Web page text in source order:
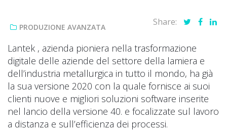
PRODUZIONE AVANZATA Share:
Lantek , azienda pioniera nella trasformazione
digitale delle aziende del settore della lamiera e
dell’industria metallurgica in tutto il mondo, ha già
la sua versione 2020 con la quale fornisce ai suoi
clienti nuove e migliori soluzioni software inserite
nel lancio della versione 40. e focalizzate sul lavoro
a distanza e sull’efficienza dei processi.